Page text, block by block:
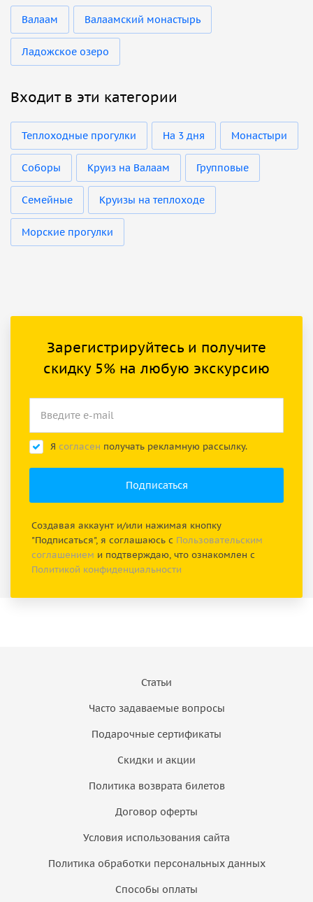
Валаам Валаамский монастырь
Ладожское озеро
Входит в эти категории
Теплоходные прогулки На 3 дня Монастыри
Соборы Круиз на Валаам Групповые
Семейные Круизы на теплоходе
Морские прогулки
Зарегистрируйтесь и получите
скидку 5% на любую экскурсию
Я согласен получать рекламную рассылку.
Создавая аккаунт и/или нажимая кнопку
"Подписаться", я соглашаюсь с Пользовательским
соглашением и подтверждаю, что ознакомлен с
Политикой конфиденциальности
Статьи
Часто задаваемые вопросы
Подарочные сертификаты
Скидки и акции
Политика возврата билетов
Договор оферты
Условия использования сайта
Политика обработки персональных данных
Способы оплаты